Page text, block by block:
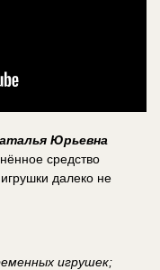
Юрьевна
средство
далеко не
игрушек;